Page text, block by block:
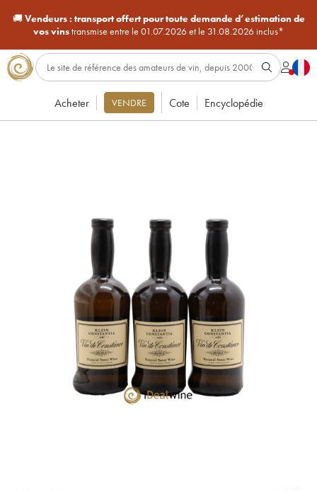
🚚Vendeurs : transport offert pour toute demande d’estimation de
vos vinstransmise entre le 01.07.2026 et le 31.08.2026 inclus*
Acheter VENDRE Cote Encyclopédie